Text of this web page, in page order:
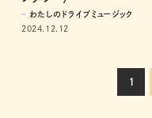
わたしのドライブミュージック
2024.12.12
1